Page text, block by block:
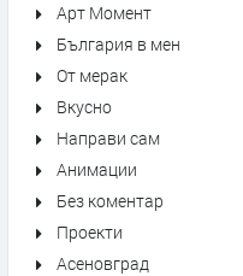
Арт Момент
България в мен
От мерак
Вкусно
Направи сам
Анимации
Без коментар
Проекти
Асеновград